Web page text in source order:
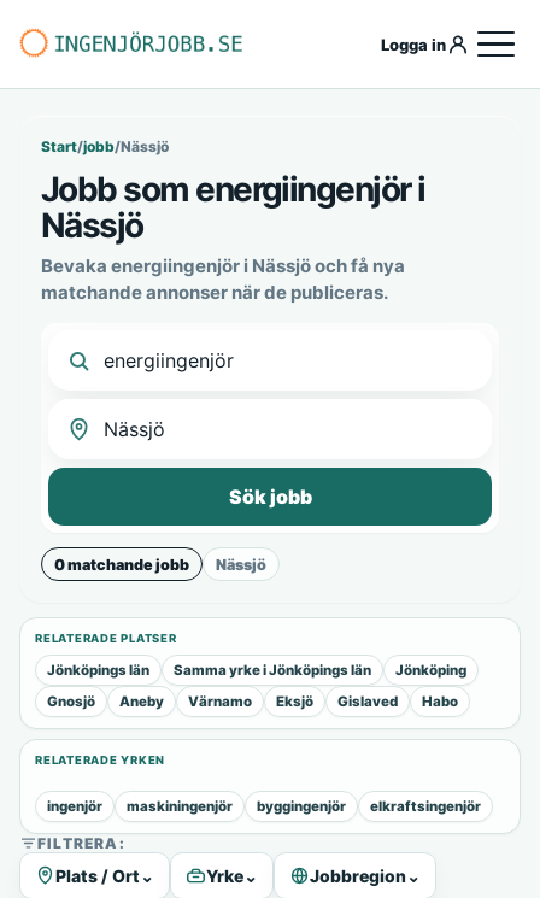
Logga in
Start/jobb/Nässjö
Jobb som energiingenjör i
Nässjö
Bevaka energiingenjör i Nässjö och få nya
matchande annonser när de publiceras.
Sök jobb
0 matchande jobb Nässjö
RELATERADE PLATSER
Jönköpings län Samma yrke i Jönköpings län
Jönköping
Gnosjö
Aneby Värnamo Eksjö Gislaved Habo
RELATERADE YRKEN
ingenjör maskiningenjör byggingenjör elkraftsingenjör
FILTRERA:
Plats / Ort ⌄ Yrke⌄ Jobbregion⌄